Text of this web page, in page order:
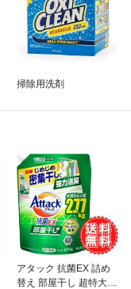
掃除用洗剤
アタック 抗菌EX 詰め
替え 部屋干し 超特大